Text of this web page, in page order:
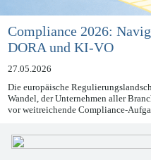
Compliance 2026:
DORA und KI-VO
27.05.2026
Die europäische
Wandel, der Unternehmen aller